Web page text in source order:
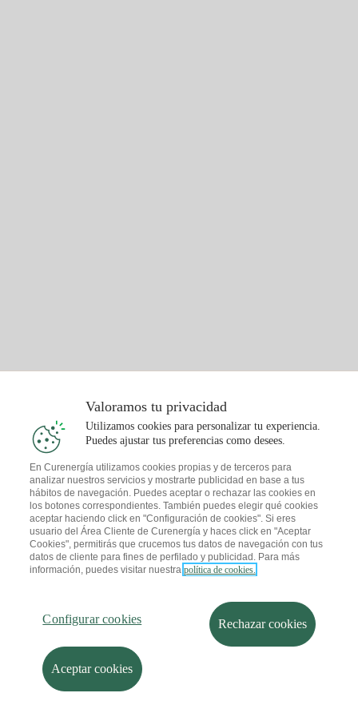
Valoramos tu privacidad
Utilizamos cookies para personalizar tu experiencia.
Puedes ajustar tus preferencias como desees.
En Curenergía utilizamos cookies propias y de terceros para
analizar nuestros servicios y mostrarte publicidad en base a tus
hábitos de navegación. Puedes aceptar o rechazar las cookies en
los botones correspondientes. También puedes elegir qué cookies
aceptar haciendo click en "Configuración de cookies". Si eres
usuario del Área Cliente de Curenergía y haces click en "Aceptar
Cookies", permitirás que crucemos tus datos de navegación con tus
datos de cliente para fines de perfilado y publicidad. Para más
información, puedes visitar nuestra política de cookies.
Configurar cookies Rechazar cookies
Aceptar cookies